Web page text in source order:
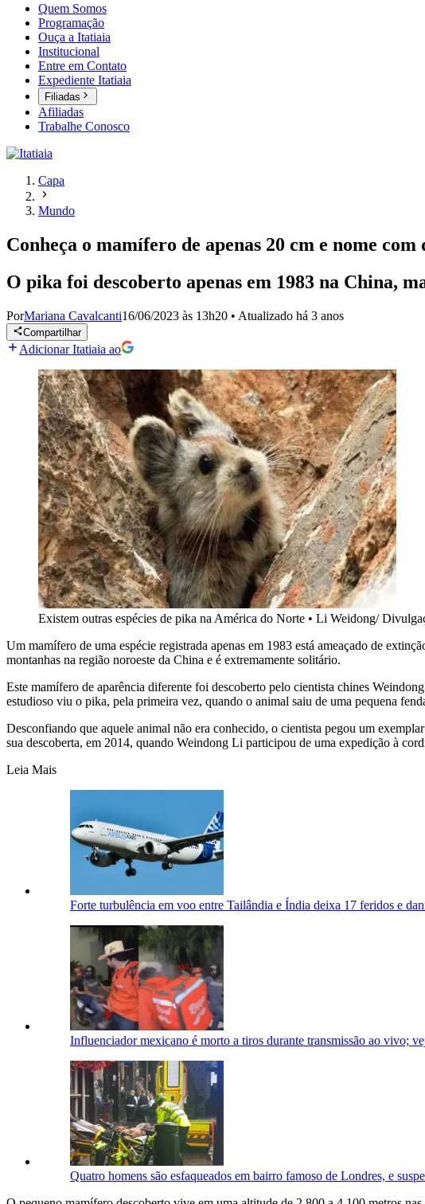
Quem Somos
Programação
Ouça a Itatiaia
Institucional
Entre em Contato
Expediente Itatiaia
Filiadas
Afiliadas
Trabalhe Conosco
Capa
Mundo
Conheça o mamífero de apenas 20 cm e nome
O pika foi descoberto apenas em 1983 na China,
PorMariana Cavalcanti16/06/2023 às 13h20 • Atualizado há 3 anos
Compartilhar
Adicionar Itatiaia ao
Existem outras espécies de pika na América do Norte • Li Weidong/
Um mamífero de uma espécie registrada apenas em 1983 está ameaçado de
montanhas na região noroeste da China e é extremamente solitário.
Este mamífero de aparência diferente foi descoberto pelo cientista chines
estudioso viu o pika, pela primeira vez, quando o animal saiu de uma pequena
Desconfiando que aquele animal não era conhecido, o cientista pegou um
sua descoberta, em 2014, quando Weindong Li participou de uma expedição à
Leia Mais
Forte turbulência em voo entre Tailândia e Índia deixa 17 feridos e
Influenciador mexicano é morto a tiros durante transmissão ao vivo;
Quatro homens são esfaqueados em bairro famoso de Londres, e